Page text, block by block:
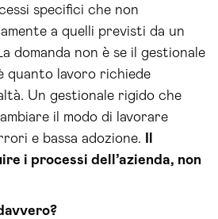
specifici che non
a quelli previsti da un
domanda non è se il gestionale
quanto lavoro richiede
Un gestionale rigido che
il modo di lavorare
e bassa adozione.
i processi dell’azienda, non